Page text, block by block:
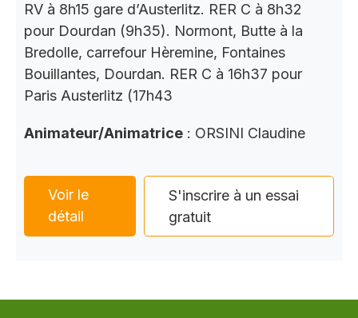
RV à 8h15 gare d’Austerlitz. RER C à 8h32
pour Dourdan (9h35). Normont, Butte à la
Bredolle, carrefour Hèremine, Fontaines
Bouillantes, Dourdan. RER C à 16h37 pour
Paris Austerlitz (17h43
Animateur/Animatrice : ORSINI Claudine
Voir le
détail
S'inscrire à un essai
gratuit